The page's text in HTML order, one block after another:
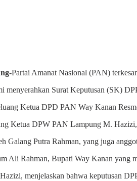
Partai Amanat Nasional (PAN)
menyerahkan Surat Keputusan (SK)
Ketua DPD PAN Way Kanan
Ketua DPW PAN Lampung M.
Galang Putra Rahman, yang juga
Ali Rahman, Bupati Way Kanan yang
menjelaskan bahwa keputusan